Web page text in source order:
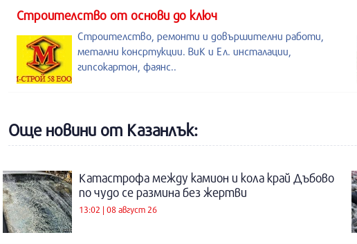
Строителство от основи до ключ
Строителство, ремонти и довършителни работи,
метални консртукции. ВиК и Ел. инсталации,
гипсокартон, фаянс..
Още новини от Казанлък:
Катастрофа между камион и кола край Дъбово
по чудо се размина без жертви
13:02 | 08 август 26